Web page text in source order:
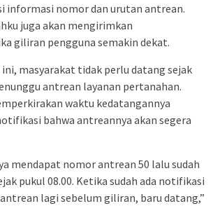
informasi nomor dan urutan antrean.
juga akan mengirimkan
giliran pengguna semakin dekat.
masyarakat tidak perlu datang sejak
antrean layanan pertanahan.
waktu kedatangannya
bahwa antreannya akan segera
mendapat nomor antrean 50 lalu sudah
pukul 08.00. Ketika sudah ada notifikasi
lagi sebelum giliran, baru datang,”